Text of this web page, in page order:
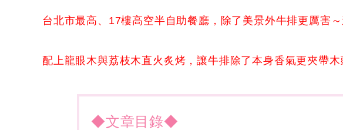
台北市最高、17樓高空半自助餐廳，除了美景外牛排更厲害
配上龍眼木與荔枝木直火炙烤，讓牛排除了本身香氣更夾帶
◆文章目錄◆